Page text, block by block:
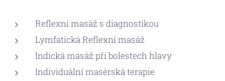
Reflexní masáž s diagnostikou
Lymfatická Reflexní masáž
Indická masáž při bolestech hlavy
Individuální masérská terapie